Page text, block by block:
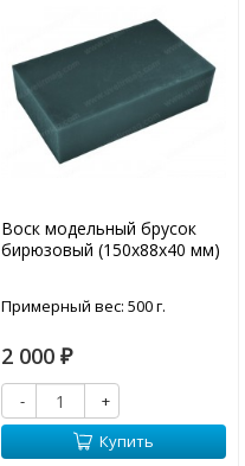
Воск модельный брусок
бирюзовый (150х88х40 мм)
Примерный вес: 500 г.
2 000 ₽
-
+
Купить